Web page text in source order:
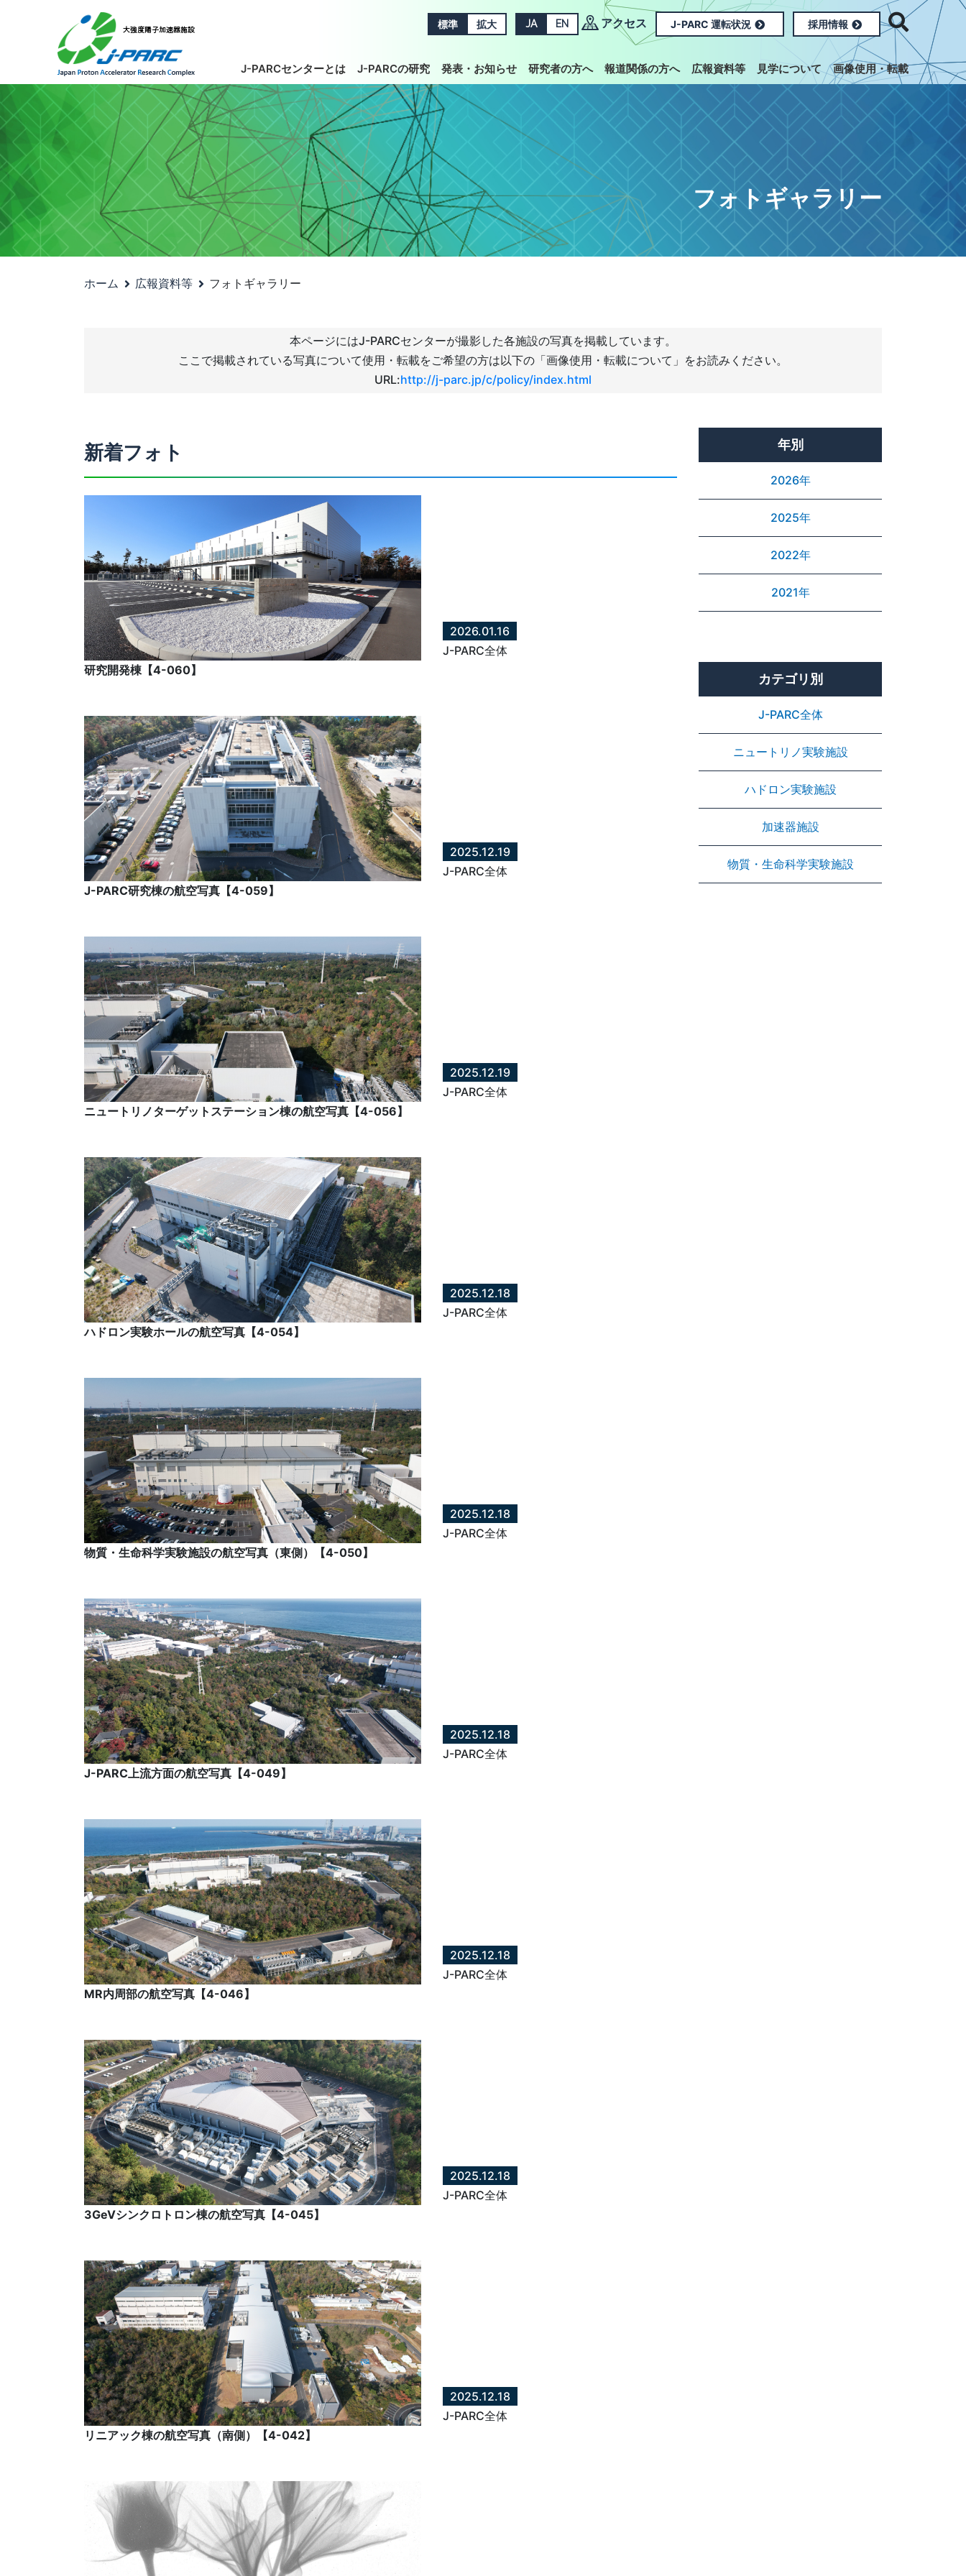
標準 拡大 JA EN アクセス J-PARC 運転状況 採用情報
J-PARCセンターとは J-PARCの研究 発表・お知らせ 研究者の方へ 報道関係の方へ 広報資料等 見学について 画像使用・転載
フォトギャラリー
ホーム 広報資料等 フォトギャラリー
本ページにはJ-PARCセンターが撮影した各施設の写真を掲載しています。
ここで掲載されている写真について使用・転載をご希望の方は以下の「画像使用・転載について」をお読みください。
URL:http://j-parc.jp/c/policy/index.html
新着フォト
2026.01.16
J-PARC全体
研究開発棟【4-060】
2025.12.19
J-PARC全体
J-PARC研究棟の航空写真【4-059】
2025.12.19
J-PARC全体
ニュートリノターゲットステーション棟の航空写真【4-056】
2025.12.18
J-PARC全体
ハドロン実験ホールの航空写真【4-054】
2025.12.18
J-PARC全体
物質・生命科学実験施設の航空写真（東側）【4-050】
2025.12.18
J-PARC全体
J-PARC上流方面の航空写真【4-049】
2025.12.18
J-PARC全体
MR内周部の航空写真【4-046】
2025.12.18
J-PARC全体
3GeVシンクロトロン棟の航空写真【4-045】
2025.12.18
J-PARC全体
リニアック棟の航空写真（南側）【4-042】
年別
2026年
2025年
2022年
2021年
カテゴリ別
J-PARC全体
ニュートリノ実験施設
ハドロン実験施設
加速器施設
物質・生命科学実験施設